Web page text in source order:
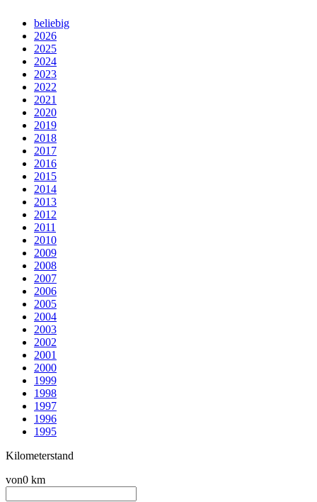
beliebig
2026
2025
2024
2023
2022
2021
2020
2019
2018
2017
2016
2015
2014
2013
2012
2011
2010
2009
2008
2007
2006
2005
2004
2003
2002
2001
2000
1999
1998
1997
1996
1995
Kilometerstand
von0 km